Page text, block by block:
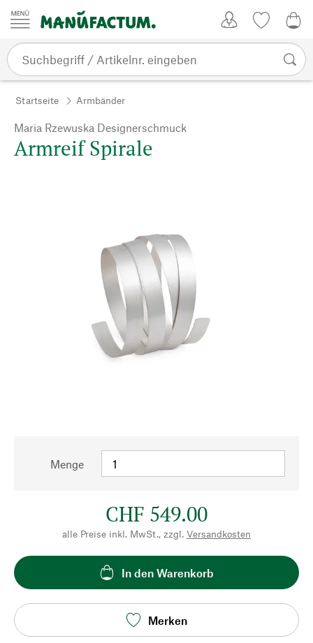
Zum Inhalt springen
Startseite Armbänder
Maria Rzewuska Designerschmuck
Armreif Spirale
Menge
CHF 549.00
alle Preise inkl. MwSt., zzgl. Versandkosten
In den Warenkorb
Merken